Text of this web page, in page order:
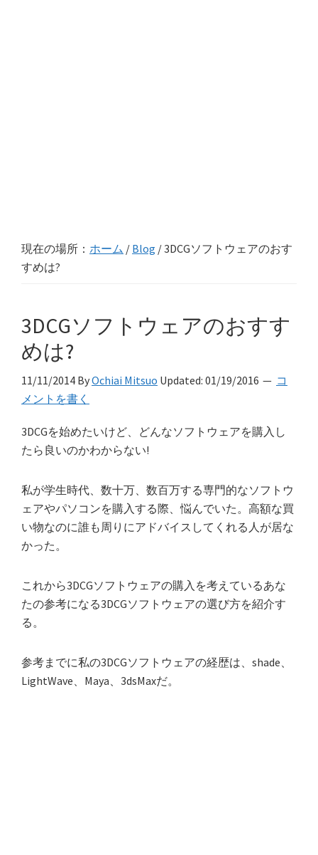
現在の場所： ホーム / Blog /3DCGソフトウェアのおす
すめは?
3DCGソフトウェアのおすす
めは?
11/11/2014 ByOchiai Mitsuo Updated: 01/19/2016
コ
メントを書く
3DCGを始めたいけど、どんなソフトウェアを購入し
たら良いのかわからない!
私が学生時代、数十万、数百万する専門的なソフトウ
ェアやパソコンを購入する際、悩んでいた。高額な買
い物なのに誰も周りにアドバイスしてくれる人が居な
かった。
これから3DCGソフトウェアの購入を考えているあな
たの参考になる3DCGソフトウェアの選び方を紹介す
る。
参考までに私の3DCGソフトウェアの経歴は、shade、
LightWave、Maya、3dsMaxだ。